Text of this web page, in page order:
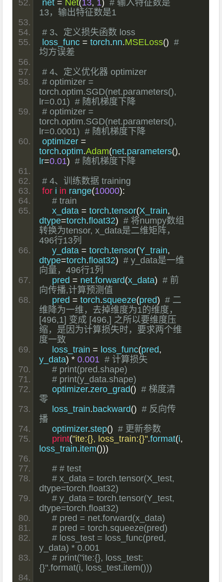
net = Net(13, 1) # 输入特征数是
13，输出特征数是1
# 3、定义损失函数 loss
loss_func = torch.nn.MSELoss() #
均方误差
# 4、定义优化器 optimizer
# optimizer =
torch.optim.SGD(net.parameters(),
lr=0.01)  # 随机梯度下降
# optimizer =
torch.optim.SGD(net.parameters(),
lr=0.0001)  # 随机梯度下降
optimizer =
torch.optim.Adam(net.parameters(),
lr=0.01) # 随机梯度下降
# 4、训练数据 training
for i in range(10000):
# train
    x_data
= torch.tensor(X_train,
dtype=torch.float32) # 将numpy数组
转换为tensor, x_data是二维矩阵，
496行13列
    y_data
= torch.tensor(Y_train,
dtype=torch.float32) # y_data是一维
向量，496行1列
    pred
= net.forward(x_data) # 前
向传播,计算预测值
    pred
= torch.squeeze(pred) # 二
维降为一维，去掉维度为1的维度，
[496,1] 变成 [496,] 之所以要维度压
缩，是因为计算损失时，要求两个维
度一致
    loss_train
= loss_func(pred,
y_data) * 0.001 # 计算损失
# print(pred.shape)
# print(y_data.shape)
    optimizer
.zero_grad() # 梯度清
零
    loss_train
.backward() # 反向传
播
    optimizer
.step() # 更新参数
print("ite:{}, loss_train:{}".format(i,
loss_train.item()))
# # test
# x_data = torch.tensor(X_test,
dtype=torch.float32)
# y_data = torch.tensor(Y_test,
dtype=torch.float32)
# pred = net.forward(x_data)
# pred = torch.squeeze(pred)
# loss_test = loss_func(pred,
y_data) * 0.001
# print("ite:{}, loss_test:
{}".format(i, loss_test.item()))